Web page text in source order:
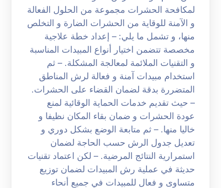
لمكافحة الحشرات مجموعة من الحلول الفعالة
و الآمنة للوقاية من الحشرات الضارة و التخلص
منها، و تشمل ما يلي: – إعداد خطة علاجية
مخصصة تتضمن اختيار أنواع المبيدات المناسبة
و التقنيات الملائمة لمعالجة المشكلة. – ثم
استخدام مبيدات آمنة و فعالة لرش المناطق
المتضررة بدقة لضمان القضاء على الحشرات.
– حيث تقديم خدمات الحماية الوقائية لمنع
عودة الحشرات و ضمان بقاء المكان نظيفا و
خاليا منها. – ثم متابعة الوضع بشكل دوري و
تعديل جدول الرش حسب الحاجة لضمان
استمرارية النتائج المرضية. – لكن اعتماد تقنيات
حديثة في عملية رش المبيدات لضمان توزيع
متساوى و فعال للمبيدات في جميع أنحاء